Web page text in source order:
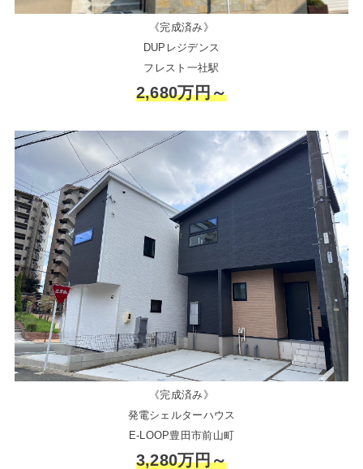
《完成済み》
DUPレジデンス
フレスト一社駅
2,680万円～
《完成済み》
発電シェルターハウス
E-LOOP豊田市前山町
3,280万円～